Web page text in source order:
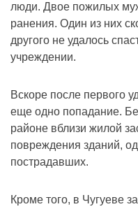
люди. Двое пожилых
ранения. Один из них
другого не удалось
учреждении.
Вскоре после первого
еще одно попадание.
районе вблизи жилой
повреждения зданий,
пострадавших.
Кроме того, в Чугуеве